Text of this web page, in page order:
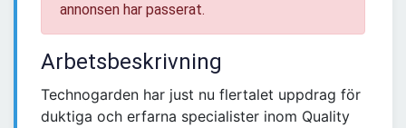
annonsen har passerat.
Arbetsbeskrivning
Technogarden har just nu flertalet uppdrag för
duktiga och erfarna specialister inom Quality